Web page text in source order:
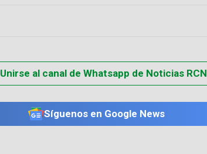
Unirse al canal de Whatsapp de Noticias RCN
Síguenos en Google News